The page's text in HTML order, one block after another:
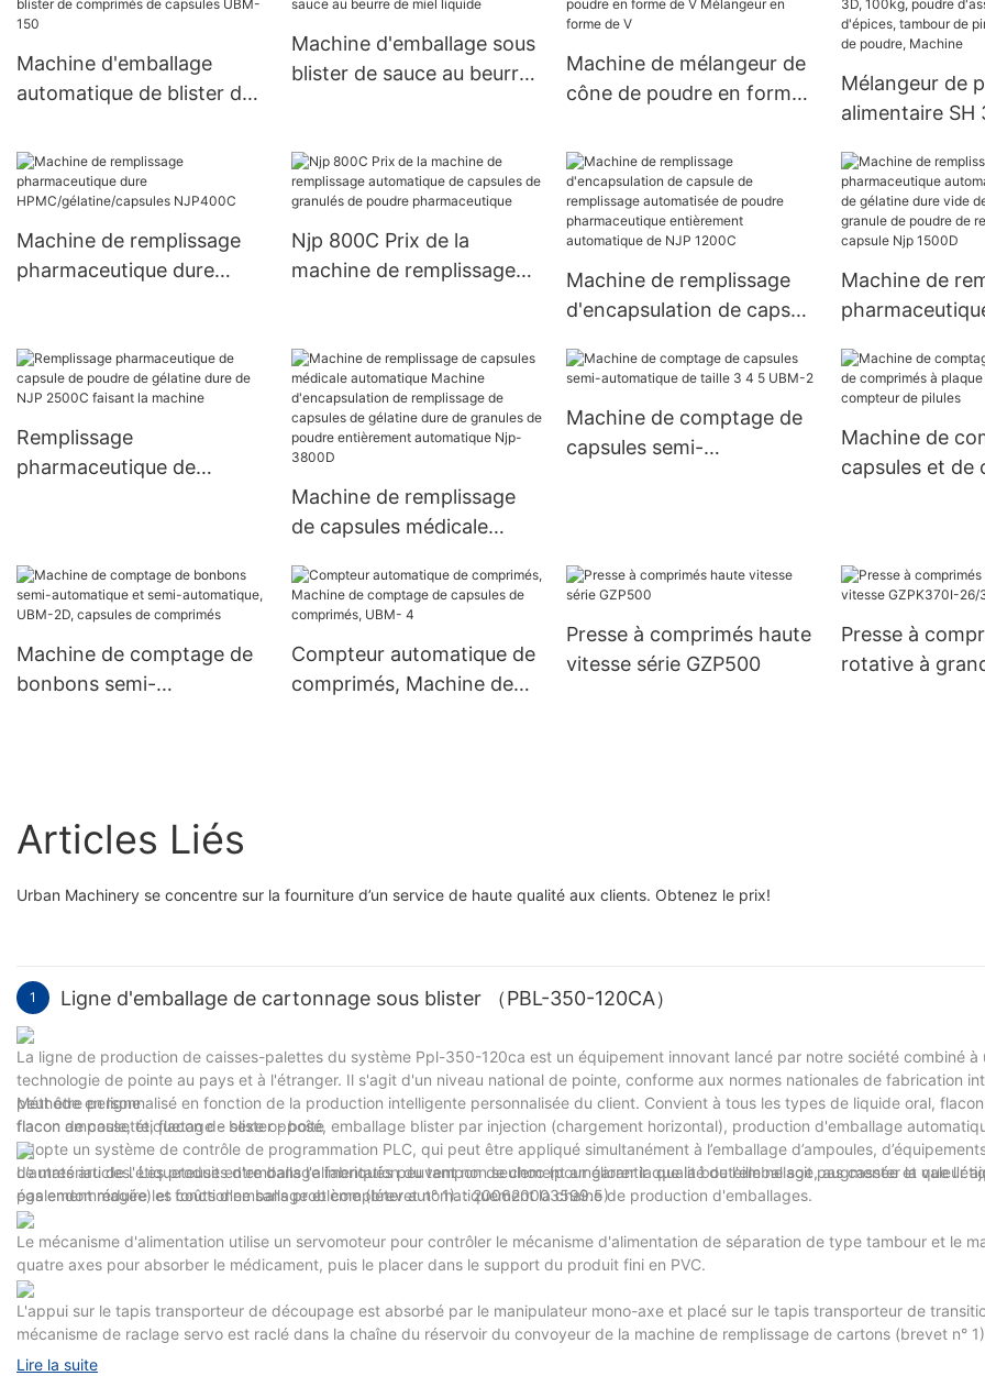
base de plantes 000#~5#
JTJ-A PRO
deux couleurs
comprimé de
pilule
Machine d'emballage
automatique de blister de
UBM-150
Machine d'emballage sous
blister de sauce au beurre
Machine de mélangeur de
cône de poudre en forme
de V
Mélangeur de
alimentaire SH
d'épices,
piment,
poudre,
Machine de remplissage
pharmaceutique dure
Njp 800C Prix de la
machine de remplissage
pharmaceutique
Machine de remplissage
d'encapsulation de capsule
automatisée de poudre
entièrement automatique
de NJP 1200C
Machine de
gélatine dure
de granule de
remplissage de
Njp 1500D
Remplissage
pharmaceutique de
Machine de remplissage
de capsules médicale
d'encapsulation de
remplissage de capsules
de gélatine dure de
granules de poudre
Machine de comptage de
capsules semi-
Machine de
capsules et de
Machine de comptage de
bonbons semi-
Compteur automatique de
comprimés, Machine de
Presse à comprimés haute
vitesse série GZP500
Presse à
rotative à
Articles Liés
Urban Machinery se concentre sur la fourniture d’un service de haute qualité aux clients. Obtenez le prix!
1 Ligne d'emballage de cartonnage sous blister （PBL-350-120CA）
La ligne de production de caisses-palettes du système Ppl-350-120ca est un équipement innovant lancé par notre société combiné à
technologie de pointe au pays et à l'étranger. Il s'agit d'un niveau national de pointe, conforme aux normes nationales de fabrication
peut être personnalisé en fonction de la production intelligente personnalisée du client. Convient à tous les types de liquide oral,
flacon de cassette, flacon de sexe opposé, emballage blister par injection (chargement horizontal), production d'emballage
adopte un système de contrôle de programmation PLC, qui peut être appliqué simultanément à l’emballage d’ampoules,
d’autres articles. Les produits d'emballage fabriqués peuvent non seulement améliorer la qualité de l'emballage, augmenter la valeur
également réduire les coûts d'emballage et compléter automatiquement la chaîne de production d'emballages.
Méthode en ligne
flacon ampoule, étiquetage - blister - boîte
Le matériau de l'étiqueteuse entre dans l'alimentation du tampon de choc (pour garantir que la bouteille ne soit pas cassée et que
pas endommagée) et fonctionne sans problème (brevet n° 1). : 200620003599.5)
Le mécanisme d'alimentation utilise un servomoteur pour contrôler le mécanisme d'alimentation de séparation de type tambour et le
quatre axes pour absorber le médicament, puis le placer dans le support du produit fini en PVC.
L'appui sur le tapis transporteur de découpage est absorbé par le manipulateur mono-axe et placé sur le tapis transporteur de
mécanisme de raclage servo est raclé dans la chaîne du réservoir du convoyeur de la machine de remplissage de cartons (brevet n°
200620003597.6)
Lire la suite